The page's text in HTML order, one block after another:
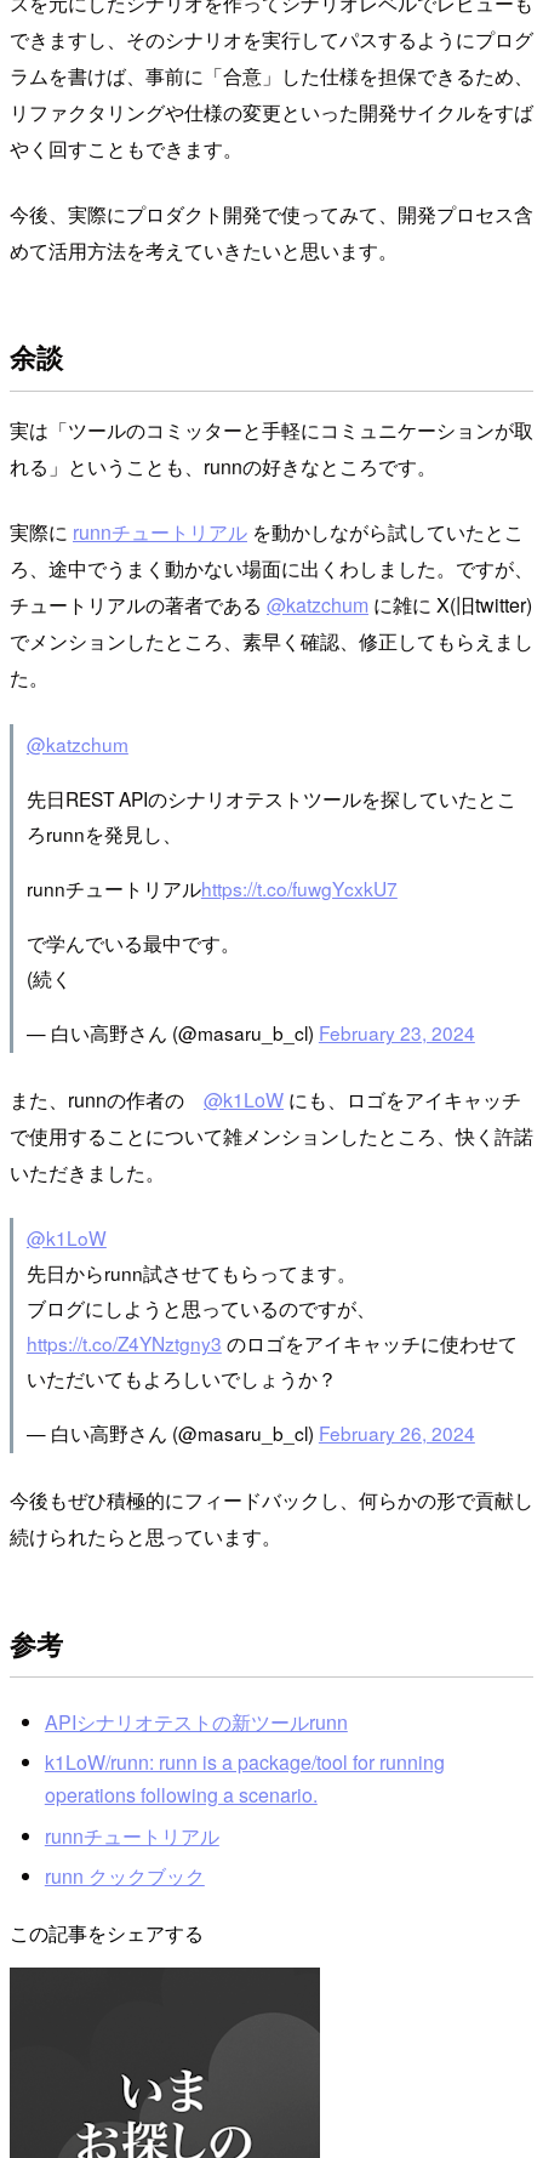
できますし、そのシナリオを実行してパスするようにプログ
ラムを書けば、事前に「合意」した仕様を担保できるため、
リファクタリングや仕様の変更といった開発サイクルをすば
やく回すこともできます。
今後、実際にプロダクト開発で使ってみて、開発プロセス含
めて活用方法を考えていきたいと思います。
余談
実は「ツールのコミッターと手軽にコミュニケーションが取
れる」ということも、runnの好きなところです。
実際に runnチュートリアル を動かしながら試していたとこ
ろ、途中でうまく動かない場面に出くわしました。ですが、
チュートリアルの著者である @katzchum に雑に X(旧twitter)
でメンションしたところ、素早く確認、修正してもらえまし
た。
@katzchum
先日REST APIのシナリオテストツールを探していたとこ
ろrunnを発見し、
runnチュートリアルhttps://t.co/fuwgYcxkU7
で学んでいる最中です。
(続く
— 白い高野さん (@masaru_b_cl) February 23, 2024
また、runnの作者の @k1LoW にも、ロゴをアイキャッチ
で使用することについて雑メンションしたところ、快く許諾
いただきました。
@k1LoW
先日からrunn試させてもらってます。
ブログにしようと思っているのですが、
https://t.co/Z4YNztgny3 のロゴをアイキャッチに使わせて
いただいてもよろしいでしょうか？
— 白い高野さん (@masaru_b_cl) February 26, 2024
今後もぜひ積極的にフィードバックし、何らかの形で貢献し
続けられたらと思っています。
参考
APIシナリオテストの新ツールrunn
k1LoW/runn: runn is a package/tool for running
operations following a scenario.
runnチュートリアル
runn クックブック
この記事をシェアする